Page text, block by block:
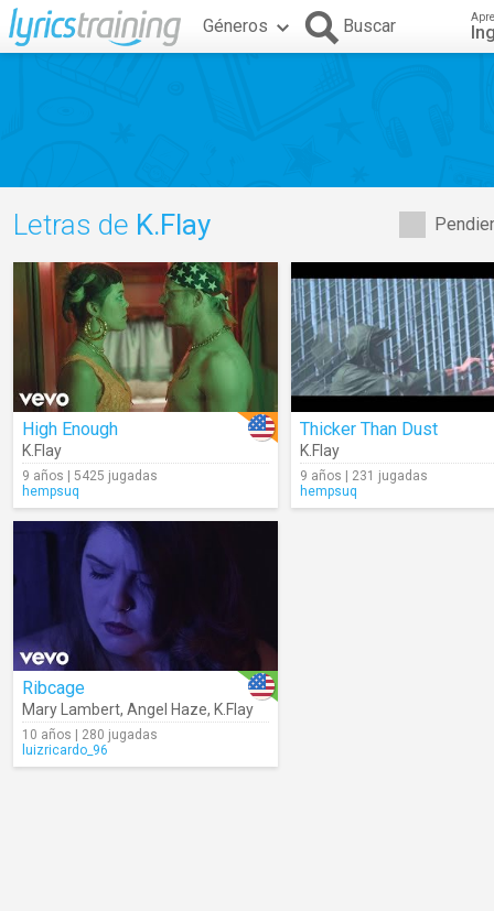
Géneros Buscar
Letras de K.Flay
High Enough
K.Flay
9 años | 5425 jugadas
hempsuq
Thicker Than Dust
K.Flay
9 años | 231 jugadas
hempsuq
Ribcage
Mary Lambert, Angel Haze, K.Flay
10 años | 280 jugadas
luizricardo_96